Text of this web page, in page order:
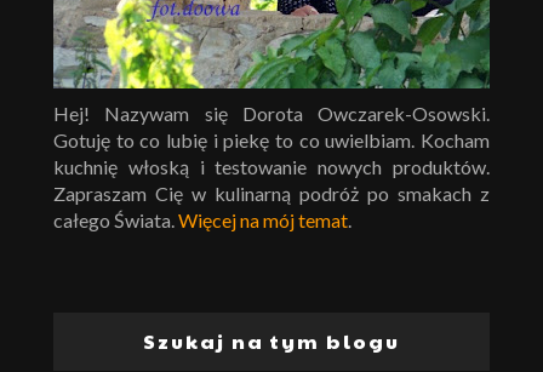
Hej! Nazywam się Dorota Owczarek-Osowski.
Gotuję to co lubię i piekę to co uwielbiam. Kocham
kuchnię włoską i testowanie nowych produktów.
Zapraszam Cię w kulinarną podróż po smakach z
całego Świata. Więcej na mój temat
Szukaj na tym blogu